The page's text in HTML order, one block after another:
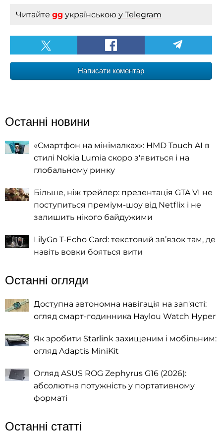
Читайте gg українською у Telegram
Написати коментар
Останні новини
«Смартфон на мінімалках»: HMD Touch AI в
стилі Nokia Lumia скоро з'явиться і на
глобальному ринку
Більше, ніж трейлер: презентація GTA VI не
поступиться преміум-шоу від Netflix і не
залишить нікого байдужими
LilyGo T-Echo Card: текстовий зв’язок там, де
навіть вовки бояться вити
Останні огляди
Доступна автономна навігація на зап'ясті:
огляд смарт-годинника Haylou Watch Hyper
Як зробити Starlink захищеним і мобільним:
огляд Adaptis MiniKit
Огляд ASUS ROG Zephyrus G16 (2026):
абсолютна потужність у портативному
форматі
Останні статті